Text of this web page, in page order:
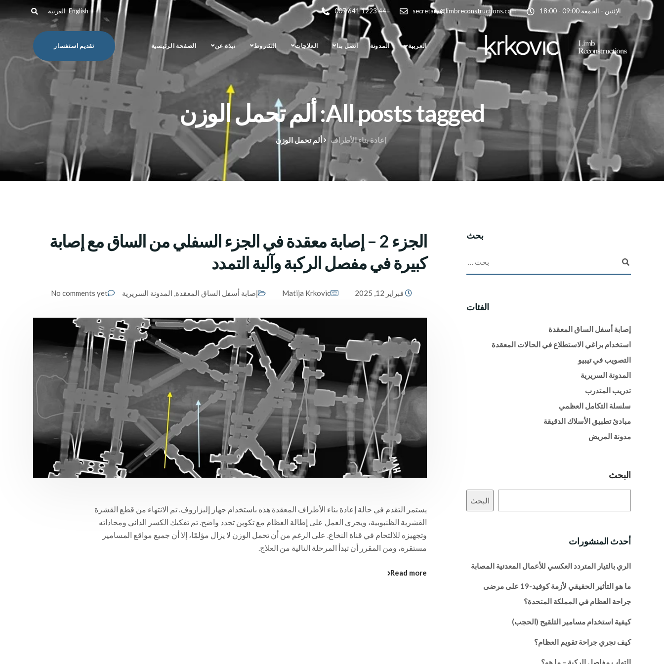
+44 1223 641 007 secretary@limbreconstructions.com الإثنين - الجمعة 09:00 - 18:00 العربية English
الصفحة الرئيسية نبذة عن الشروط العلاجات اتصل بنا المدونة العربية تقديم استفسار
All posts tagged: ألم تحمل الوزن
إعادة بناء الأطراف ألم تحمل الوزن
الجزء 2 – إصابة معقدة في الجزء السفلي من الساق مع إصابة
كبيرة في مفصل الركبة وآلية التمدد
فبراير 12, 2025 Matija Krkovic إصابة أسفل الساق المعقدة, المدونة السريرية No comments yet
يستمر التقدم في حالة إعادة بناء الأطراف المعقدة هذه باستخدام جهاز إليزاروف. تم الانتهاء من قطع القشرة
القشرية الظنبوبية، ويجري العمل على إطالة العظام مع تكوين تجدد واضح. تم تفكيك الكسر الداني ومحاذاته
وتجهيزه للالتحام في قناة النخاع. على الرغم من أن تحمل الوزن لا يزال مؤلمًا، إلا أن جميع مواقع المسامير
مستقرة، ومن المقرر أن تبدأ المرحلة التالية من العلاج.
Read more
بحث
الفئات
إصابة أسفل الساق المعقدة
استخدام براغي الاستطلاع في الحالات المعقدة
التصويب في تيبيو
المدونة السريرية
تدريب المتدرب
سلسلة التكامل العظمي
مبادئ تطبيق الأسلاك الدقيقة
مدونة المريض
البحث
البحث
أحدث المنشورات
الري بالتيار المتردد العكسي للأعمال المعدنية المصابة
ما هو التأثير الحقيقي لأزمة كوفيد-19 على مرضى
جراحة العظام في المملكة المتحدة؟
كيفية استخدام مسامير التلقيح (الحجب)
كيف نجري جراحة تقويم العظام؟
التهاب مفاصل الركبة – ما هو؟